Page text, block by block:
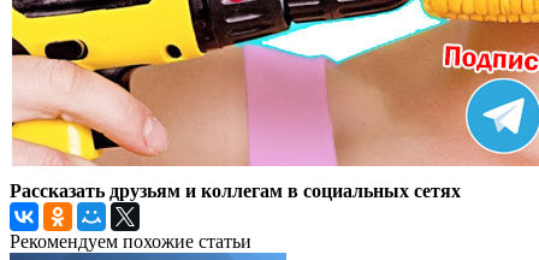
Рассказать друзьям и коллегам в социальных сетях
Рекомендуем похожие статьи